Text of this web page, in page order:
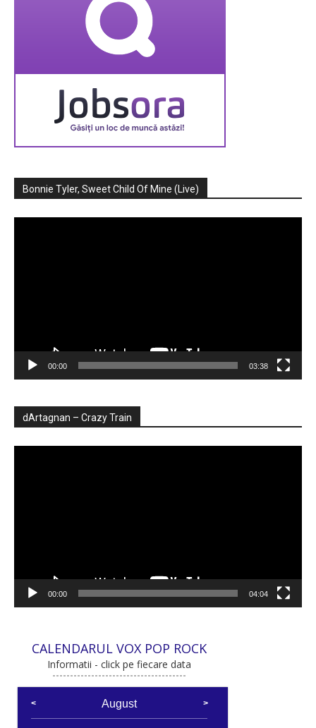
Bonnie Tyler, Sweet Child Of Mine (Live)
00:00 03:38
dArtagnan – Crazy Train
00:00 04:04
CALENDARUL VOX POP ROCK
Informatii - click pe fiecare data
August